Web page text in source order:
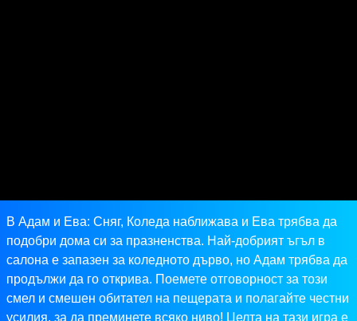
В Адам и Ева: Сняг, Коледа наближава и Ева трябва да
подобри дома си за празненства. Най-добрият ъгъл в
салона е запазен за коледното дърво, но Адам трябва да
продължи да го открива. Поемете отговорност за този
смел и смешен обитател на пещерата и полагайте честни
усилия, за да преминете всяко ниво! Целта на тази игра е